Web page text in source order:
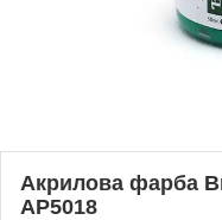
Акрилова фарба
AP5018